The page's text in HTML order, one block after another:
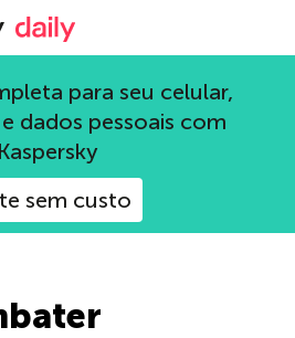
Blog oficial da Kaspersky
para seu celular,
dados pessoais com
Kaspersky
sem custo